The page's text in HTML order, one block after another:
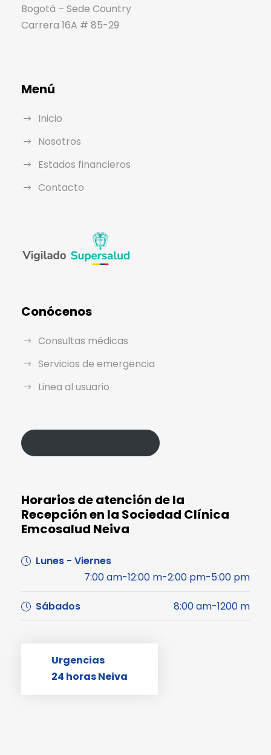
Bogotá – Sede Country
Carrera 16A # 85-29
Menú
Inicio
Nosotros
Estados financieros
Contacto
Conócenos
Consultas médicas
Servicios de emergencia
Linea al usuario
Horarios de atención de la
Recepción en la Sociedad Clínica
Emcosalud Neiva
Lunes - Viernes
7:00 am-12:00 m-2:00 pm-5:00 pm
Sábados 8:00 am-1200 m
Urgencias
24 horas Neiva